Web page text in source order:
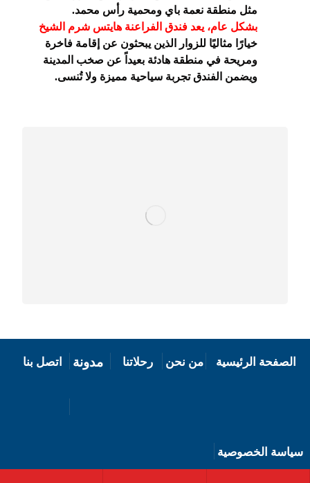
مثل منطقة نعمة باي ومحمية رأس محمد.
بشكل عام، يعد فندق الفراعنة هايتس شرم الشيخ
خيارًا مثاليًا للزوار الذين يبحثون عن إقامة فاخرة
ومريحة في منطقة هادئة بعيداً عن صخب المدينة
ويضمن الفندق تجربة سياحية مميزة ولا تُنسى.
الصفحة الرئيسية من نحن رحلاتنا مدونة اتصل بنا
سياسة الخصوصية